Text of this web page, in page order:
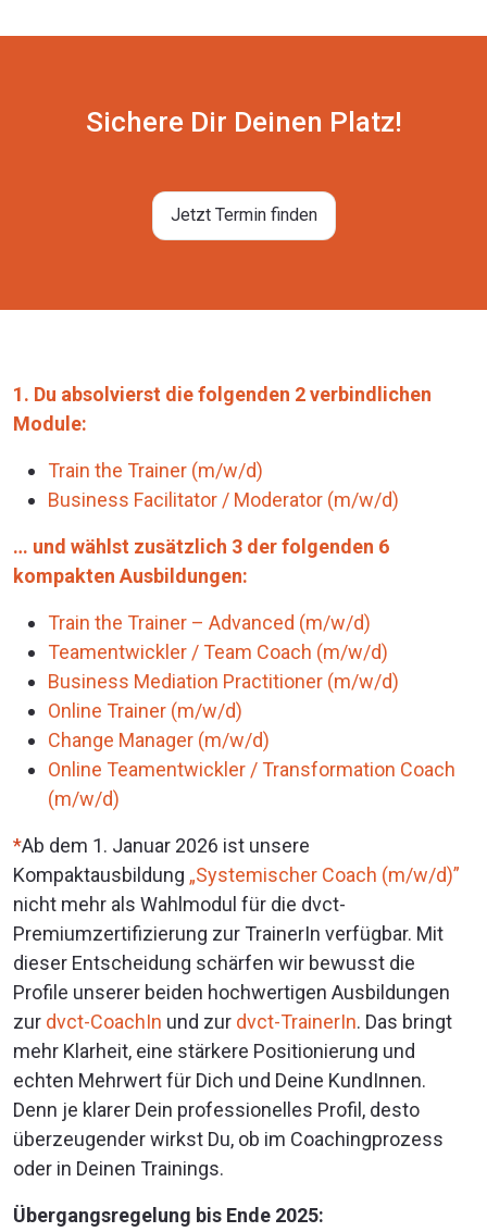
Sichere Dir Deinen Platz!
Jetzt Termin finden
1. Du absolvierst die folgenden 2 verbindlichen
Module:
Train the Trainer (m/w/d)
Business Facilitator / Moderator (m/w/d)
… und wählst zusätzlich 3 der folgenden 6
kompakten Ausbildungen:
Train the Trainer – Advanced (m/w/d)
Teamentwickler / Team Coach (m/w/d)
Business Mediation Practitioner (m/w/d)
Online Trainer (m/w/d)
Change Manager (m/w/d)
Online Teamentwickler / Transformation Coach
(m/w/d)
*Ab dem 1. Januar 2026 ist unsere
Kompaktausbildung „Systemischer Coach (m/w/d)”
nicht mehr als Wahlmodul für die dvct-
Premiumzertifizierung zur TrainerIn verfügbar. Mit
dieser Entscheidung schärfen wir bewusst die
Profile unserer beiden hochwertigen Ausbildungen
zur dvct-CoachIn und zur dvct-TrainerIn. Das bringt
mehr Klarheit, eine stärkere Positionierung und
echten Mehrwert für Dich und Deine KundInnen.
Denn je klarer Dein professionelles Profil, desto
überzeugender wirkst Du, ob im Coachingprozess
oder in Deinen Trainings.
Übergangsregelung bis Ende 2025: